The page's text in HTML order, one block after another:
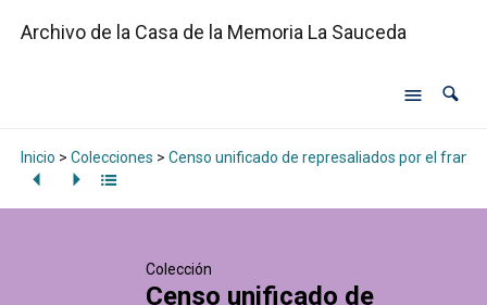
Archivo de la Casa de la Memoria La Sauceda
Inicio > Colecciones > Censo unificado de represaliados por el
Colección
Censo unificado de